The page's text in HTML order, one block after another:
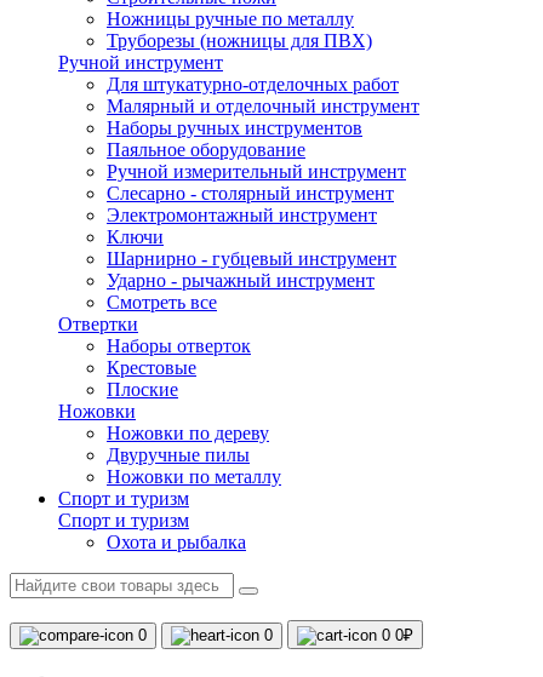
Ножницы ручные по металлу
Труборезы (ножницы для ПВХ)
Ручной инструмент
Для штукатурно-отделочных работ
Малярный и отделочный инструмент
Наборы ручных инструментов
Паяльное оборудование
Ручной измерительный инструмент
Слесарно - столярный инструмент
Электромонтажный инструмент
Ключи
Шарнирно - губцевый инструмент
Ударно - рычажный инструмент
Смотреть все
Отвертки
Наборы отверток
Крестовые
Плоские
Ножовки
Ножовки по дереву
Двуручные пилы
Ножовки по металлу
Спорт и туризм
Спорт и туризм
Охота и рыбалка
0 0 0 0₽